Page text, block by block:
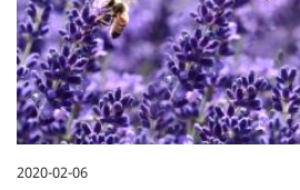
2020-02-06